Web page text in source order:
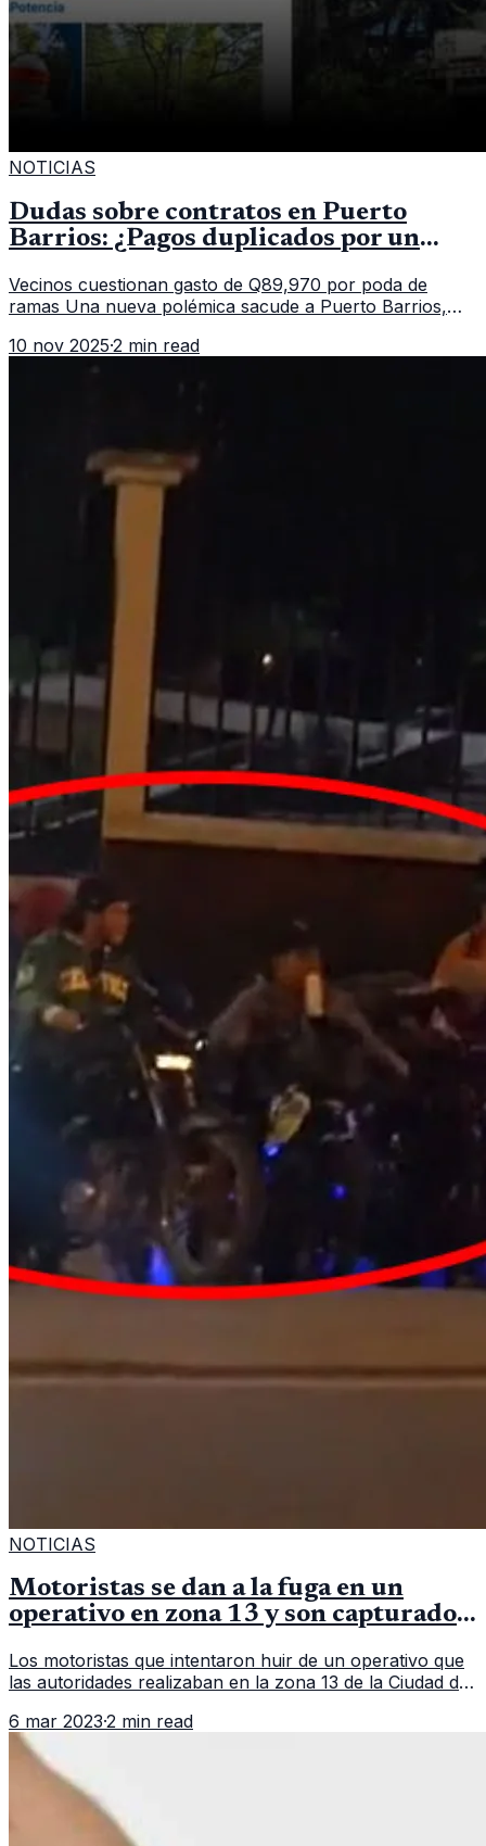
NOTICIAS
Dudas sobre contratos en Puerto
Barrios: ¿Pagos duplicados por un
Vecinos cuestionan gasto de Q89,970 por poda de
ramas Una nueva polémica sacude a Puerto Barrios,
municipal que asigna casi Q90 mi
10 nov 2025·2 min read
NOTICIAS
Motoristas se dan a la fuga en un
operativo en zona 13 y son capturados
Los motoristas que intentaron huir de un operativo que
las autoridades realizaban en la zona 13 de la Ciudad de
película, un grupo d
6 mar 2023·2 min read